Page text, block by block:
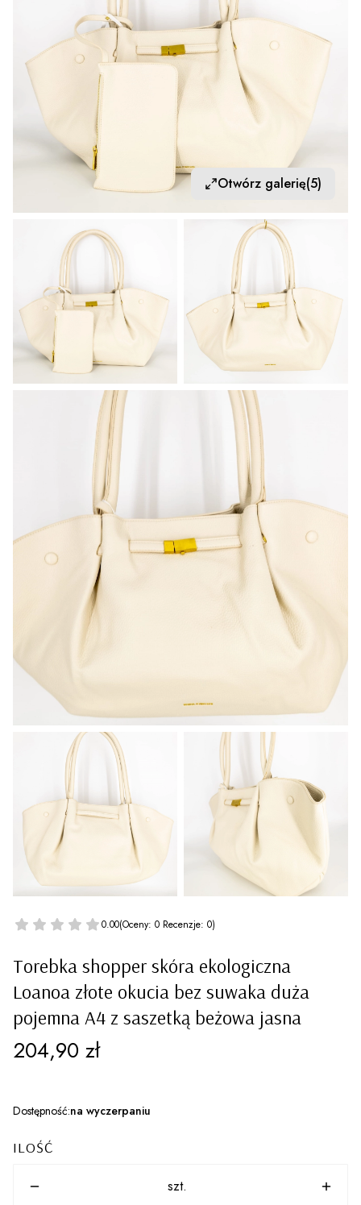
Otwórz galerię(5)
0.00(Oceny: 0 Recenzje: 0)
Torebka shopper skóra ekologiczna
Loanoa złote okucia bez suwaka duża
pojemna A4 z saszetką beżowa jasna
Cena
204,90 zł
Dostępność:na wyczerpaniu
ILOŚĆ
szt.